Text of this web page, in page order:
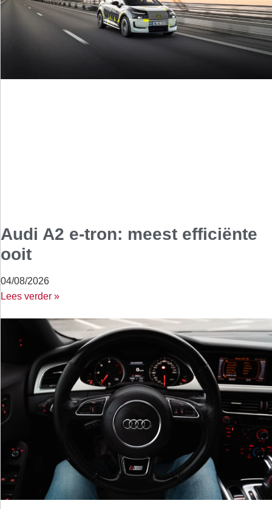
Audi A2 e-tron: meest efficiënte
ooit
04/08/2026
Lees verder »